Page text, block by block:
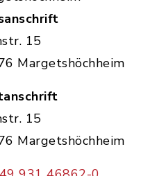
15
Margetshöchheim
15
Margetshöchheim